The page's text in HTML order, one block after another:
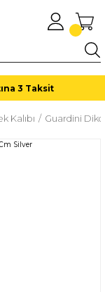
3 Taksit
Kalıbı Guardini